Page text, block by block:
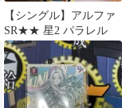
【シングル】アルファ
SR★★ 星2 パラレル